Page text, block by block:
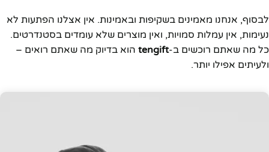
לבסוף, אנחנו מאמינים בשקיפות ובאמינות. אין אצלנו הפתעות לא
נעימות, אין עמלות סמויות, ואין מוצרים שלא עומדים בסטנדרטים.
כל מה שאתם רוכשים ב-tengift הוא בדיוק מה שאתם רואים –
ולעיתים אפילו יותר.